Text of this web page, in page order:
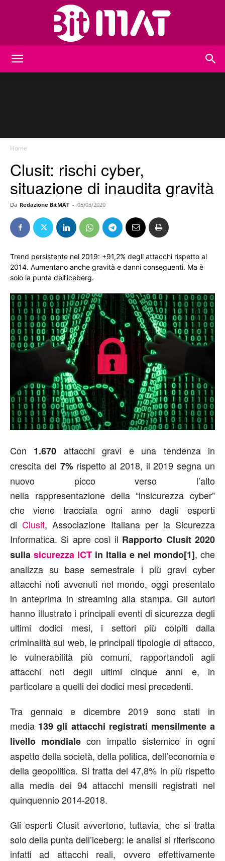
Home
Clusit: rischi cyber,
situazione di inaudita gravità
Da Redazione BitMAT - 05/03/2020
Trend persistente nel 2019: +91,2% degli attacchi rispetto al
2014. Aumentano anche gravità e danni conseguenti. Ma è
solo la punta dell’iceberg.
Con 1.670 attacchi gravi e una tendenza in
crescita del 7% rispetto al 2018, il 2019 segna un
nuovo picco verso l’alto
nella rappresentazione della “insicurezza cyber”
che viene tracciata ogni anno dagli esperti
diClusit, Associazione Italiana per la Sicurezza
Informatica. Si apre così il Rapporto Clusit 2020
sulla sicurezza ICT in Italia e nel mondo[1], che
analizza su base semestrale i più gravi cyber
attacchi noti avvenuti nel mondo, oggi presentato
in anteprima in streaming alla stampa. Gli autori
hanno illustrato i principali eventi di sicurezza degli
ultimi dodici mesi, i settori più colpiti dalla
criminalità sul web, le principali tipologie di attacco,
le vulnerabilità più comuni, rapportandoli agli
attacchi noti degli ultimi cinque anni e, in
particolare a quelli dei dodici mesi precedenti.
Tra gennaio e dicembre 2019 sono stati in
media 139 gli attacchi registrati mensilmente a
livello mondialecon impatto sistemico in ogni
aspetto della società, della politica, dell’economia e
della geopolitica. Si tratta del 47,8% in più rispetto
alla media dei 94 attacchi mensili registrati nel
quinquennio 2014-2018.
Gli esperti Clusit avvertono, tuttavia, che si tratta
solo della punta dell’iceberg: le analisi si riferiscono
infatti ad attacchi reali, ovvero effettivamente